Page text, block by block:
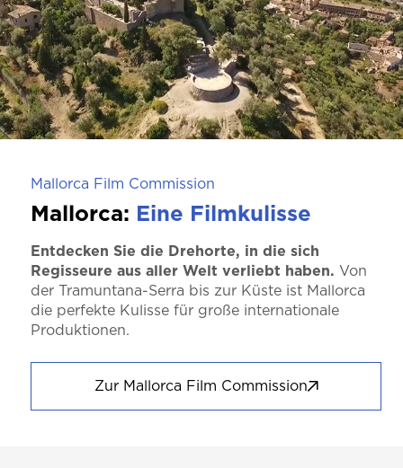
Mallorca Film Commission
Mallorca: Eine Filmkulisse
Entdecken Sie die Drehorte, in die sich
Regisseure aus aller Welt verliebt haben. Von
der Tramuntana-Serra bis zur Küste ist Mallorca
die perfekte Kulisse für große internationale
Produktionen.
Zur Mallorca Film Commission